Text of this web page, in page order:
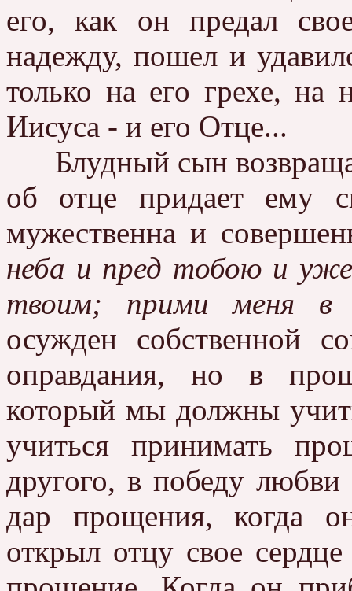
его, как он предал
надежду, пошел и
только на его грехе,
Иисуса - и его Отце...
Блудный сын
об отце придает ему
мужественна и
неба и пред тобою и
твоим; прими меня в
осужден собственной
оправдания, но в
который мы должны
учиться принимать
другого, в победу
дар прощения, когда
открыл отцу свое